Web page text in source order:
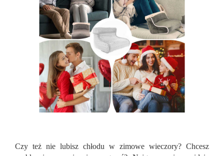
Czy też nie lubisz chłodu w zimowe wieczory? Chcesz